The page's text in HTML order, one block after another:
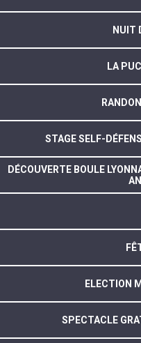
NUIT
LA
STAGE SELF-
DÉCOUVERTE BOULE
ELECTION
SPECTACLE